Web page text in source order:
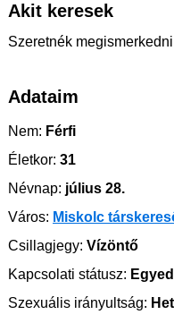
Akit keresek
Szeretnék
Adataim
Nem: Férfi
Életkor: 31
Névnap: július 28.
Város: Miskolc
Csillagjegy: Vízöntő
Kapcsolati státusz:
Szexuális irányultság: